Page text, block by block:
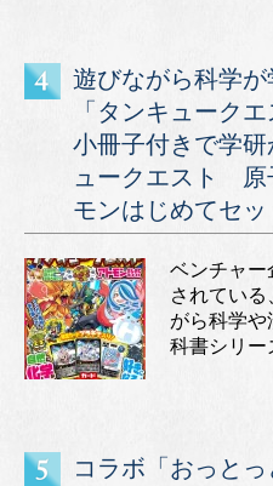
遊びながら科学
「タンキューク
小冊子付きで学
ュークエスト
モンはじめてセッ
ベンチャー
されてい
がら科学や
科書シリー
コラボ「おっと